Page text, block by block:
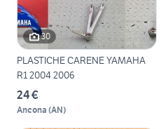
30
PLASTICHE CARENE YAMAHA
R1 2004 2006
24 €
Ancona (AN)